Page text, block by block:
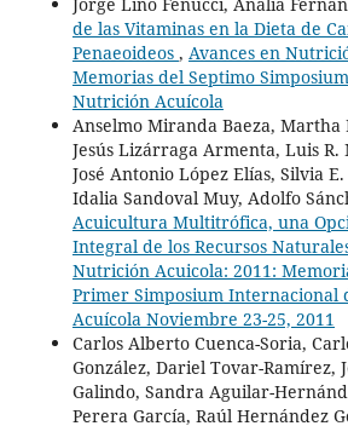
de las Vitaminas en la Dieta de
Penaeoideos , Avances en
Memorias del Septimo
Nutrición Acuícola
Anselmo Miranda Baeza, Martha
Jesús Lizárraga Armenta, Luis
José Antonio López Elías, Silvia
Idalia Sandoval Muy, Adolfo
Acuicultura Multitrófica, una
Integral de los Recursos
Nutrición Acuicola: 2011:
Primer Simposium Internacional
Acuícola Noviembre 23-25, 2011
Carlos Alberto Cuenca-Soria,
González, Dariel Tovar-Ramírez,
Galindo, Sandra Aguilar-
Perera García, Raúl Hernández